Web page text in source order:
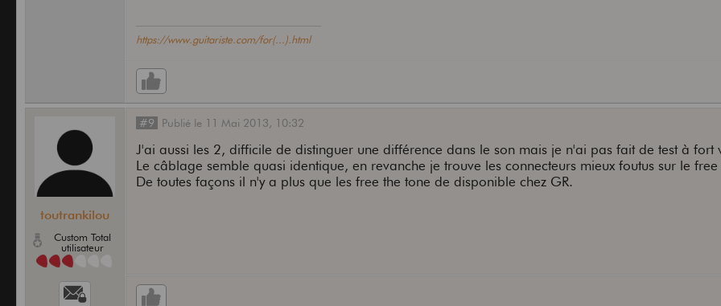
https://www.guitariste.com/for(...).html
toutrankilou
Custom Total
utilisateur
#9 Publié le 11 Mai 2013, 10:32
J'ai aussi les 2, difficile de distinguer une différence dans le son mais je n'ai pas fait de test à fort
Le câblage semble quasi identique, en revanche je trouve les connecteurs mieux foutus sur le free
De toutes façons il n'y a plus que les free the tone de disponible chez GR.